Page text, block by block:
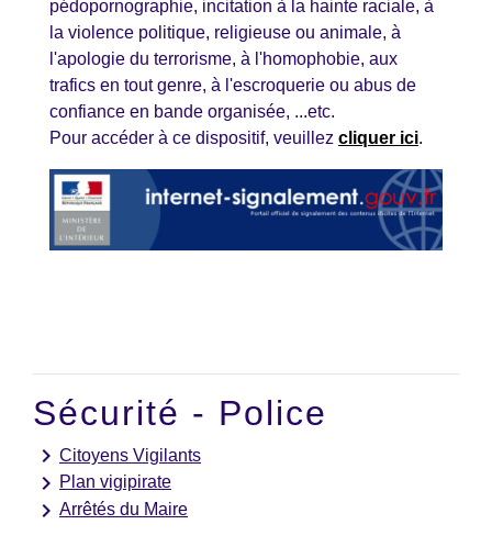
pédopornographie, incitation à la hainte raciale, à
la violence politique, religieuse ou animale, à
l'apologie du terrorisme, à l'homophobie, aux
trafics en tout genre, à l'escroquerie ou abus de
confiance en bande organisée, ...etc.
Pour accéder à ce dispositif, veuillez cliquer ici.
Sécurité - Police
keyboard_arrow_right Citoyens Vigilants
keyboard_arrow_right Plan vigipirate
keyboard_arrow_right Arrêtés du Maire